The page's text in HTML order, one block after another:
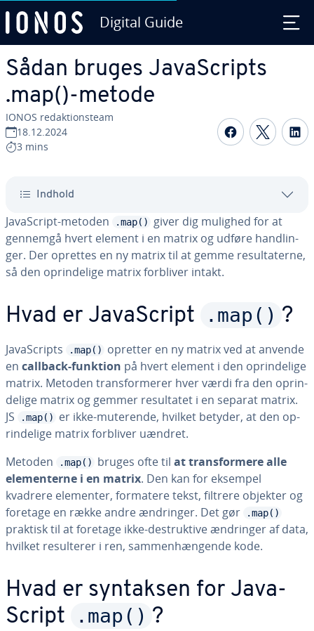
Digital Guide
Sådan bruges Ja­va­Scripts
.map()-metode
IONOS re­dak­tions­team
18.12.2024
3 mins
Del påDel
Indhold
Ja­va­Script-metoden .map()
giver dig mulighed for at
gennemgå hvert element i en matrix og udføre hand­lin­
ger. Der oprettes en ny matrix til at gemme re­sul­ta­ter­ne,
så den op­rin­de­li­ge matrix forbliver intakt.
Hvad er Ja­va­Script .map() ?
Ja­va­Scripts .map()
opretter en ny matrix ved at anvende
en callback-funktion på hvert element i den op­rin­de­li­ge
matrix. Metoden trans­for­me­rer hver værdi fra den op­rin­
de­li­ge matrix og gemmer re­sul­ta­tet i en separat matrix.
JS
.map()
er ikke-muterende, hvilket betyder, at den op­
rin­de­li­ge matrix forbliver uændret.
Metoden
.map() bruges ofte til at trans­for­me­re alle
ele­men­ter­ne i en matrix. Den kan for eksempel
kvadrere elementer, formatere tekst, filtrere objekter og
foretage en række andre ændringer. Det gør
.map()
praktisk til at foretage ikke-de­struk­ti­ve ændringer af data,
hvilket re­sul­te­rer i ren, sam­men­hæn­gen­de kode.
Hvad er syntaksen for Ja­va­
Script
.map() ?